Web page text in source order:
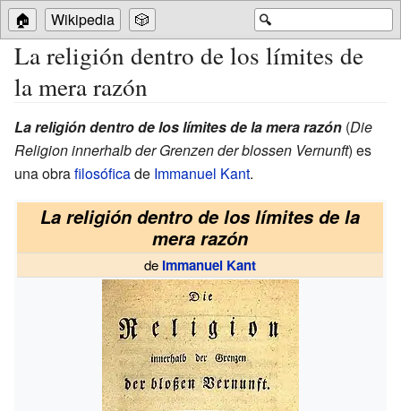
🔍
🏠 Wikipedia 🎲
La religión dentro de los límites de
la mera razón
La religión dentro de los límites de la mera razón (Die
Religion innerhalb der Grenzen der blossen Vernunft) es
una obrafilosóficade Immanuel Kant.
La religión dentro de los límites de la
mera razón
de Immanuel Kant